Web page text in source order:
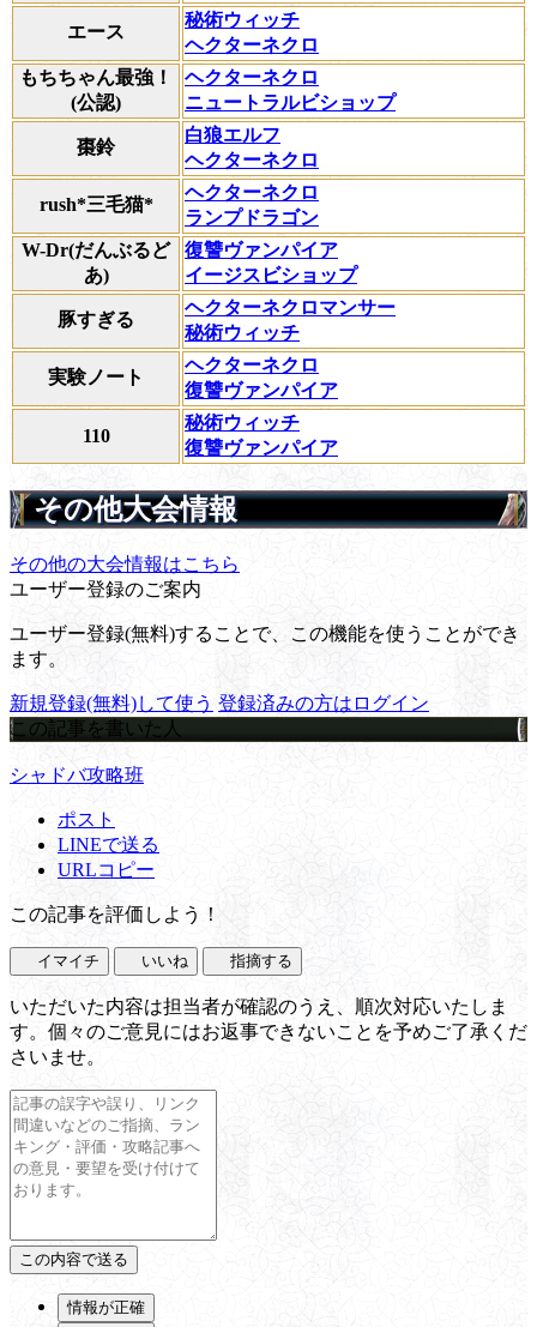
エース
秘術ウィッチ
ヘクターネクロ
もちちゃん最強！
(公認)
ヘクターネクロ
ニュートラルビショップ
棗鈴
白狼エルフ
ヘクターネクロ
rush*三毛猫*
ヘクターネクロ
ランプドラゴン
W-Dr(だんぶるど
あ)
復讐ヴァンパイア
イージスビショップ
豚すぎる
ヘクターネクロマンサー
秘術ウィッチ
実験ノート
ヘクターネクロ
復讐ヴァンパイア
110
秘術ウィッチ
復讐ヴァンパイア
その他大会情報
その他の大会情報はこちら
ユーザー登録のご案内
ユーザー登録(無料)することで、この機能を使うことができ
ます。
新規登録(無料)して使う 登録済みの方はログイン
この記事を書いた人
シャドバ攻略班
ポスト
LINEで送る
URLコピー
この記事を評価しよう！
イマイチ いいね 指摘する
いただいた内容は担当者が確認のうえ、順次対応いたしま
す。個々のご意見にはお返事できないことを予めご了承くだ
さいませ。
情報が正確